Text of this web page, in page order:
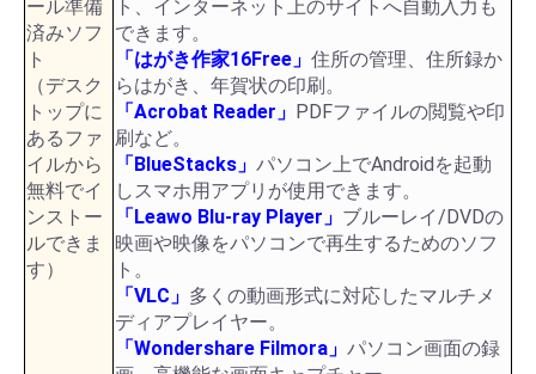
ール準備
済みソフ
ト
（デスク
トップに
あるファ
イルから
無料でイ
ンストー
ルできま
す）
ト、インターネット上のサイトへ自動入力も
できます。
「はがき作家16Free」 住所の管理、住所録か
らはがき、年賀状の印刷。
「Acrobat Reader」 PDFファイルの閲覧や印
刷など。
「BlueStacks」 パソコン上でAndroidを起動
しスマホ用アプリが使用できます。
「Leawo Blu-ray Player」 ブルーレイ/DVDの
映画や映像をパソコンで再生するためのソフ
ト。
「VLC」 多くの動画形式に対応したマルチメ
ディアプレイヤー。
「Wondershare Filmora」 パソコン画面の録